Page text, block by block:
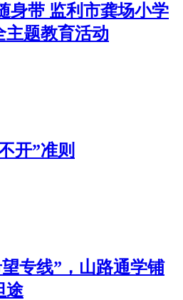
身带 监利市龚场小学
主题教育活动
开”准则
专线”，山路通学铺
途